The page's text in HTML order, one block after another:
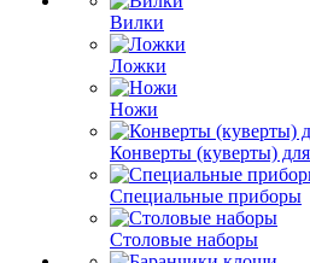
Вилки
Ложки
Ножи
Конверты (куверты)
Специальные приборы
Столовые наборы